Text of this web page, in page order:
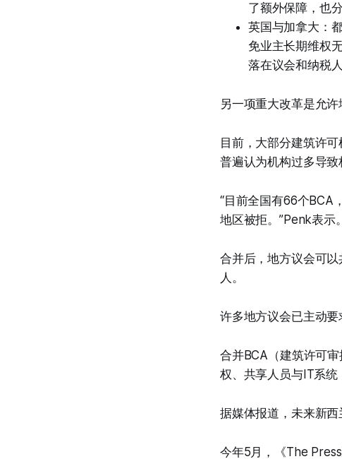
了额外保障，也
英国与加拿大：
免业主长期维权
落在议会和纳税人
另一项重大改革是允
目前，大部分建筑许
普遍认为机构过多导致
“目前全国有66个BCA
地区被拒。”Penk表示。
合并后，地方议会可
人。
许多地方议会已主动要
合并BCA（建筑许可
权、共享人员与IT系统
据媒体报道，未来新西
今年5月，《The